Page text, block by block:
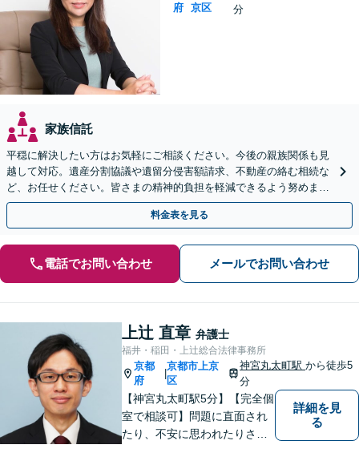
府 京区
分
家族信託
平穏に解決したい方はお気軽にご相談ください。今後の親族関係も見
越して対応。遺産分割協議や遺留分侵害額請求、不動産の絡む相続な
ど、お任せください。皆さまの精神的負担を軽減できるよう努めます
【完全個室】【休日・夜間は要相談】【丸太町駅3分】
料金表を見る
電話でお問い合わせ メールでお問い合わせ
上辻 直章 弁護士
福井・稲田・上辻総合法律事務所
京都
府
|
京都市上京
区
神宮丸太町駅から徒歩5
分
【神宮丸太町駅5分】【完全個
室で相談可】問題に直面され
たり、不安に思われたりされ
詳細を見
る